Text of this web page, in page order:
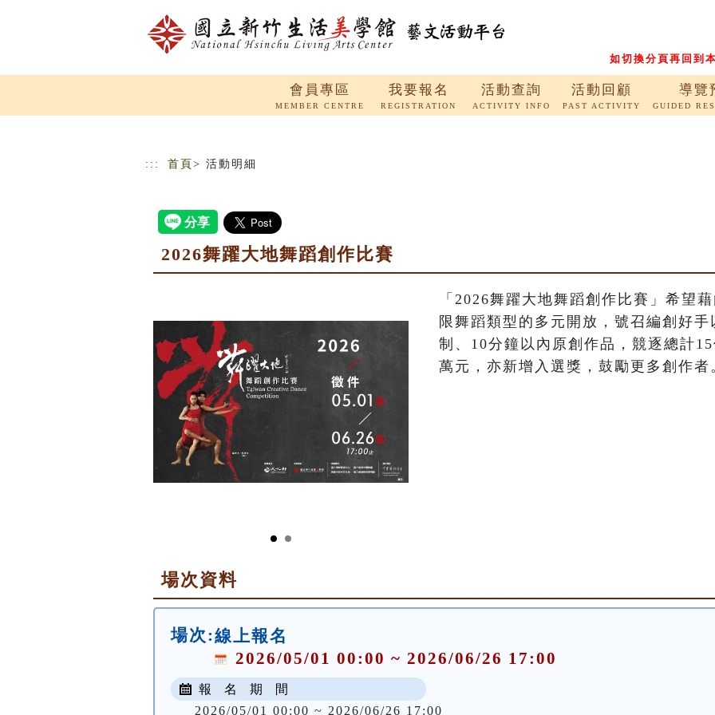
如切換分頁再回到
會員專區
MEMBER CENTRE
我要報名
REGISTRATION
活動查詢
ACTIVITY INFO
活動回顧
PAST ACTIVITY
導覽
GUIDED
::: 首頁 > 活動明細
2026舞躍大地舞蹈創作比賽
「2026舞躍大地舞蹈創作比賽」希望
限舞蹈類型的多元開放，號召編創好
制、10分鐘以內原創作品，競逐總計
萬元，亦新增入選獎，鼓勵更多創作者
場次資料
場次:線上報名
2026/05/01 00:00 ~ 2026/06/26 17:00
報 名 期 間
2026/05/01 00:00 ~ 2026/06/26 17:00